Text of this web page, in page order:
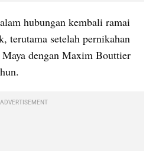
hubungan kembali ramai
terutama setelah pernikahan
dengan Maxim Bouttier
ADVERTISEMENT